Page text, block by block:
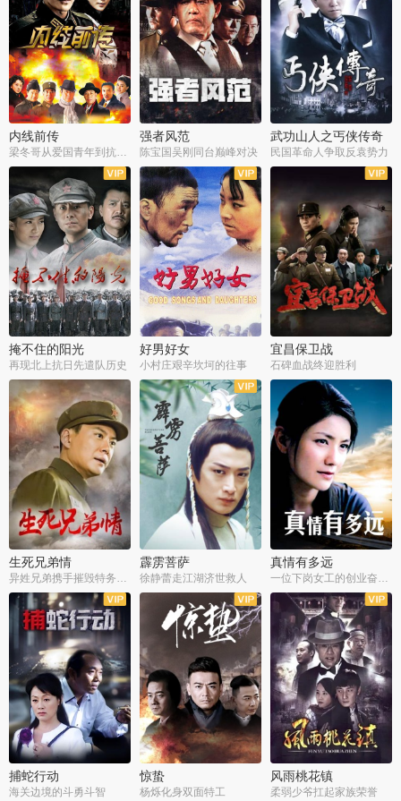
内线前传 强者风范
陈宝国吴刚同台巅峰对决
武功山人之丐侠传奇
民国革命人争取反袁势力
全38集
掩不住的阳光
再现北上抗日先遣队历史
全9集
好男好女
小村庄艰辛坎坷的往事
全35集
宜昌保卫战
石碑血战终迎胜利
全37集
生死兄弟情
异姓兄弟携手摧毁特务阴谋
全40集
霹雳菩萨
徐静蕾走江湖济世救人
全25集
真情有多远
一位下岗女工的创业奋斗史
全22集
捕蛇行动
海关边境的斗勇斗智
全39集
惊蛰
杨烁化身双面特工
全36集
风雨桃花镇
柔弱少爷扛起家族荣誉